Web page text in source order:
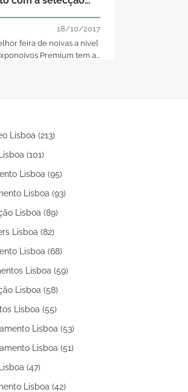
18/10/2017
feira de noivas a nivel
Premium tem as
Lisboa (213)
(101)
Lisboa (95)
Lisboa (93)
Lisboa (89)
Lisboa (82)
Lisboa (68)
Lisboa (59)
Lisboa (58)
Lisboa (55)
Lisboa (53)
Lisboa (51)
(47)
Lisboa (42)